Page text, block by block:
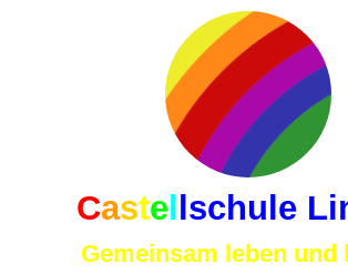
Castel schule
Gemeinsam leben und